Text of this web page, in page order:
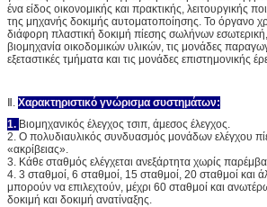
ένα είδος οικονομικής και πρακτικής, λειτουργικής
της μηχανής δοκιμής αυτοματοποίησης. Το όργανο
διάφορη πλαστική δοκιμή πίεσης σωλήνων
βιομηχανία οικοδομικών υλικών, τις μονάδες
εξεταστικές τμήματα και τις μονάδες επιστημονικής
Ⅱ. Χαρακτηριστικό γνώρισμα συστημάτων:
1. Βιομηχανικός έλεγχος τσιπ, άμεσος έλεγχος.
2. Ο πολυδιαυλικός συνδυασμός μονάδων ελέγχου
«ακρίβειας».
3. Κάθε σταθμός ελέγχεται ανεξάρτητα χωρίς
4. 3 σταθμοί, 6 σταθμοί, 15 σταθμοί, 20 σταθμοί και
μπορούν να επιλεχτούν, μέχρι 60 σταθμοί και
δοκιμή και δοκιμή ανατίναξης.